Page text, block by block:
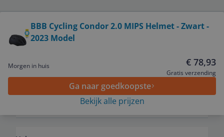
BBB Cycling Condor 2.0 MIPS Helmet - Zwart -
2023 Model
Morgen in huis € 78,93
Gratis verzending
Ga naar goedkoopste
Bekijk alle prijzen
Service
Algemeen